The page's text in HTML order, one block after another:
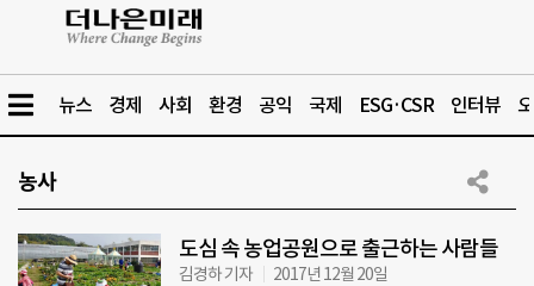
뉴스 경제 사회 환경 공익 국제 ESG·CSR 인터뷰
농사
도심 속 농업공원으로 출근하는 사람들
김경하 기자 2017년 12월 20일